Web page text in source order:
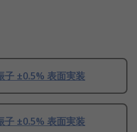
±0.5% 表面実装
±0.5% 表面実装